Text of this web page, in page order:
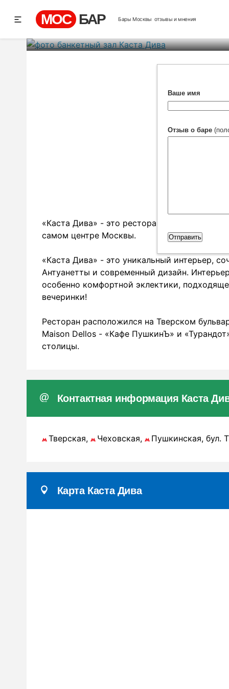
МОС БАР Бары Москвы отзывы и мнения
Ваше имя
Отзыв о баре
«Каста Дива» - это ресторан итальянской
самом центре Москвы.
«Каста Дива» - это уникальный интерьер,
Антуанетты и современный дизайн.
особенно комфортной эклектики,
вечеринки!
Ресторан расположился на Тверском
Maison Dellos - «Кафе ПушкинЪ» и
столицы.
Контактная информация Каста
Тверская, Чеховская, Пушкинская, бул.
Карта Каста Дива